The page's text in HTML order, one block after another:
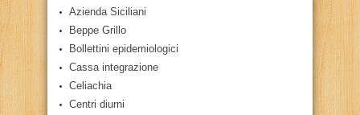
Azienda Siciliani
Beppe Grillo
Bollettini epidemiologici
Cassa integrazione
Celiachia
Centri diurni